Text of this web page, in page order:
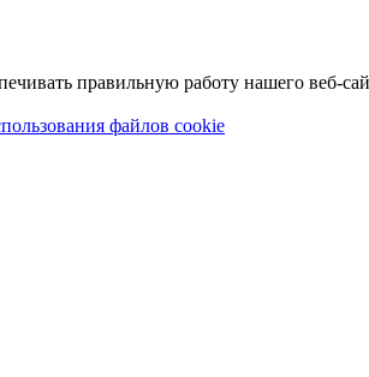
правильную работу нашего веб-
файлов cookie